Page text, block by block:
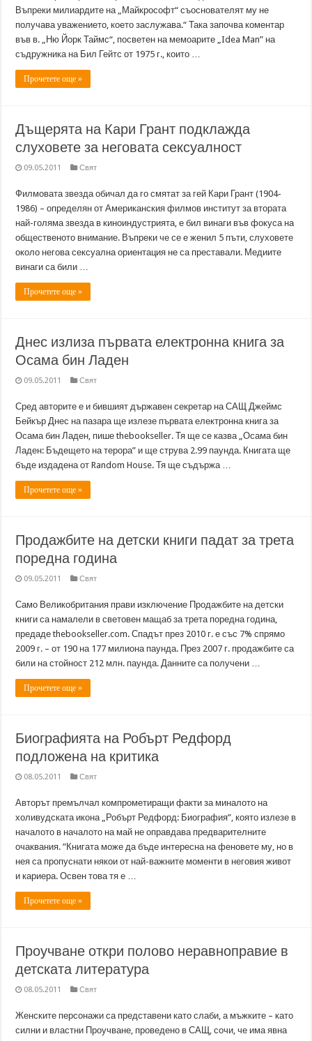
Въпреки милиардите на „Майкрософт“ съоснователят му не
получава уважението, което заслужава.“ Така започва коментар
във в. „Ню Йорк Таймс“, посветен на мемоарите „Idea Man” на
съдружника на Бил Гейтс от 1975 г., които …
Прочетете още »
Дъщерята на Кари Грант подклажда
слуховете за неговата сексуалност
09.05.2011 Свят
Филмовата звезда обичал да го смятат за гей Кари Грант (1904-
1986) – определян от Американския филмов институт за втората
най-голяма звезда в киноиндустрията, е бил винаги във фокуса на
общественото внимание. Въпреки че се е женил 5 пъти, слуховете
около негова сексуална ориентация не са преставали. Медиите
винаги са били …
Прочетете още »
Днес излиза първата електронна книга за
Осама бин Ладен
09.05.2011 Свят
Сред авторите е и бившият държавен секретар на САЩ Джеймс
Бейкър Днес на пазара ще излезе първата електронна книга за
Осама бин Ладен, пише thebookseller. Тя ще се казва „Осама бин
Ладен: Бъдещето на терора” и ще струва 2.99 паунда. Книгата ще
бъде издадена от Random House. Тя ще съдържа …
Прочетете още »
Продажбите на детски книги падат за трета
поредна година
09.05.2011 Свят
Само Великобритания прави изключение Продажбите на детски
книги са намалели в световен мащаб за трета поредна година,
предаде thebookseller.com. Спадът през 2010 г. е със 7% спрямо
2009 г. – от 190 на 177 милиона паунда. През 2007 г. продажбите са
били на стойност 212 млн. паунда. Данните са получени …
Прочетете още »
Биографията на Робърт Редфорд
подложена на критика
08.05.2011 Свят
Авторът премълчал компрометиращи факти за миналото на
холивудската икона „Робърт Редфорд: Биография”, която излезе в
началото в началото на май не оправдава предварителните
очаквания. ”Книгата може да бъде интересна на феновете му, но в
нея са пропуснати някои от най-важните моменти в неговия живот
и кариера. Освен това тя е …
Прочетете още »
Проучване откри полово неравноправие в
детската литература
08.05.2011 Свят
Женските персонажи са представени като слаби, а мъжките – като
силни и властни Проучване, проведено в САЩ, сочи, че има явна